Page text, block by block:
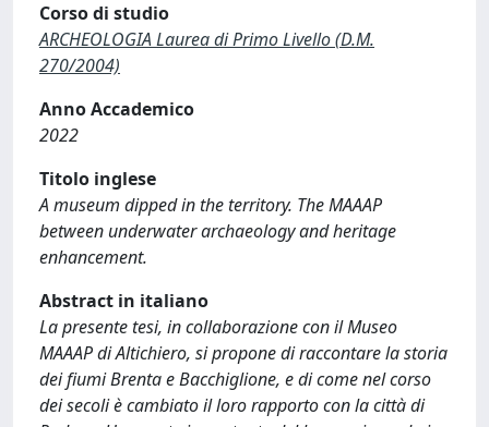
Corso di studio
ARCHEOLOGIA Laurea di Primo Livello (D.M.
270/2004)
Anno Accademico
2022
Titolo inglese
A museum dipped in the territory. The MAAAP
between underwater archaeology and heritage
enhancement.
Abstract in italiano
La presente tesi, in collaborazione con il Museo
MAAAP di Altichiero, si propone di raccontare la storia
dei fiumi Brenta e Bacchiglione, e di come nel corso
dei secoli è cambiato il loro rapporto con la città di